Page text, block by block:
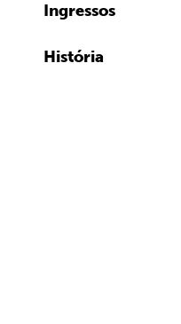
Ingressos
História